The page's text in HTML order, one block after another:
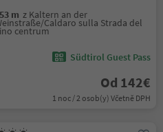
m z Kaltern an der
Caldaro sulla Strada del
centrum
Südtirol Guest Pass
Od 142€
1 noc / 2 osob(y) Včetně DPH